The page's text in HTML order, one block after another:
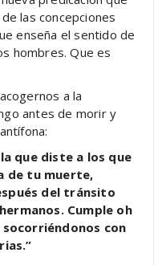
las concepciones
enseña el sentido de
hombres. Que es
a la
antes de morir y
que diste a los que
de tu muerte,
del tránsito
Cumple oh
con